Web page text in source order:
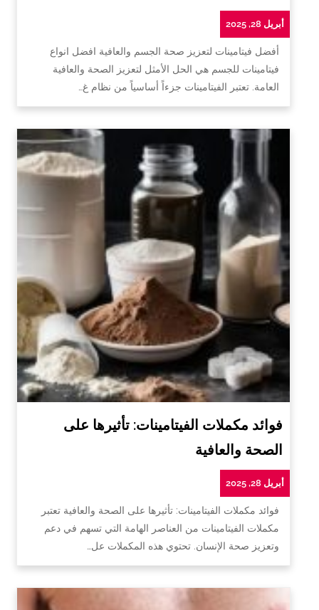
أبريل 28, 2025
أفضل فيتامينات لتعزيز صحة الجسم والعافية افضل انواع
فيتامينات للجسم هي الحل الأمثل لتعزيز الصحة والعافية
العامة. تعتبر الفيتامينات جزءاً أساسياً من نظام غ…
فوائد مكملات الفيتامينات: تأثيرها على
الصحة والعافية
أبريل 28, 2025
فوائد مكملات الفيتامينات: تأثيرها على الصحة والعافية تعتبر
مكملات الفيتامينات من العناصر الهامة التي تسهم في دعم
وتعزيز صحة الإنسان. تحتوي هذه المكملات عل…